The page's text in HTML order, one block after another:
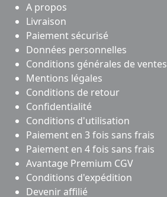
A propos
Livraison
Paiement sécurisé
Données personnelles
Conditions générales de ventes
Mentions légales
Conditions de retour
Confidentialité
Conditions d'utilisation
Paiement en 3 fois sans frais
Paiement en 4 fois sans frais
Avantage Premium CGV
Conditions d'expédition
Devenir affilié